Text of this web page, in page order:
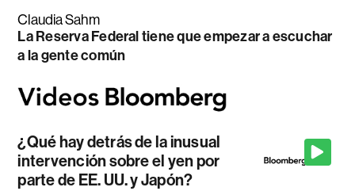
Claudia Sahm
La Reserva Federal tiene que empezar a escuchar
a la gente común
¿Qué hay detrás de la inusual
intervención sobre el yen por
parte de EE. UU. y Japón?